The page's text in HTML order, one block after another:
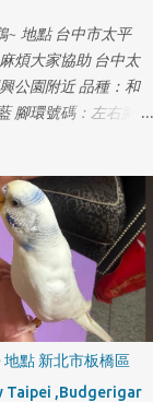
~ 地點 台中市太平
煩大家協助 台中太
公園附近 品種：和
腳環號碼：左右腳都
生 如有發現 麻煩跟
答謝紅包2000元 拜
點 新北市板橋區
Taipei ,Budgerigar